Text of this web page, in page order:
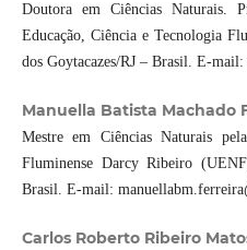
Doutora em Ciências Naturais.
Educação, Ciência e Tecnologia
dos Goytacazes/RJ – Brasil. E-
Manuella Batista Machado
Mestre em Ciências Naturais
Fluminense Darcy Ribeiro
Brasil. E-mail:
Carlos Roberto Ribeiro